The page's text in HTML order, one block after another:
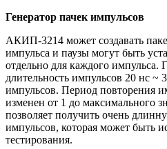
Генератор пачек импульсов
АКИП-3214 может создавать
импульса и паузы могут быть
отдельно для каждого импульса.
длительность импульсов 20 нс ~
импульсов. Период повторения
изменен от 1 до максимального
позволяет получить очень
импульсов, которая может быть
тестирования.